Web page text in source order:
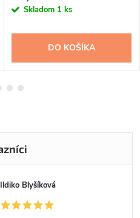
Skladom 1 ks
DO KOŠÍKA
Ildiko Blyšíková